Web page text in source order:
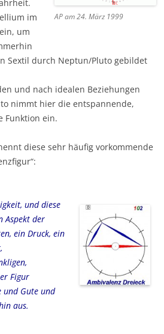
AP am 24. März 1999
im
um
Sextil durch Neptun/Pluto gebildet
und nach idealen Beziehungen
nimmt hier die entspannende,
Funktion ein.
diese sehr häufig vorkommende
und diese
Aspekt der
ein Druck, ein
Figur
und Gute und
aus.